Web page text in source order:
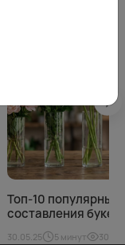
Топ-10 популярных
составления
30.05.25 5 минут 30761